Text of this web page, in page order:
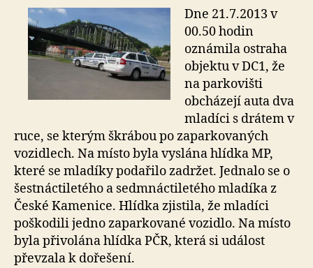
Dne 21.7.2013 v
00.50 hodin
oznámila ostraha
objektu v DC1, že
na parkovišti
obcházejí auta dva
mladíci s drátem v
ruce, se kterým škrábou po zaparkovaných
vozidlech. Na místo byla vyslána hlídka MP,
které se mladíky podařilo zadržet. Jednalo se o
šestnáctiletého a sedmnáctiletého mladíka z
České Kamenice. Hlídka zjistila, že mladíci
poškodili jedno zaparkované vozidlo. Na místo
byla přivolána hlídka PČR, která si událost
převzala k dořešení.